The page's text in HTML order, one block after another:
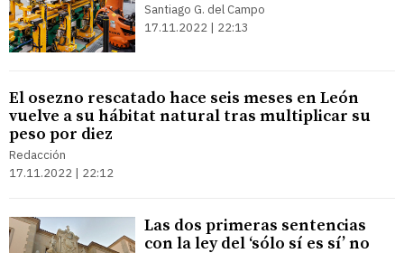
Santiago G. del Campo
17.11.2022 | 22:13
El osezno rescatado hace seis meses en León
vuelve a su hábitat natural tras multiplicar su
peso por diez
Redacción
17.11.2022 | 22:12
Las dos primeras sentencias
con la ley del ‘sólo sí es sí’ no